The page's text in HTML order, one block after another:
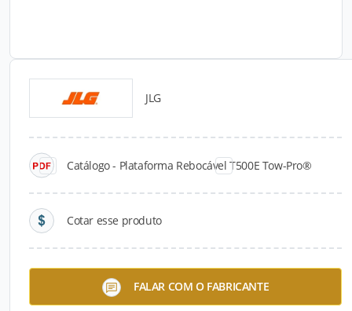
JLG
Catálogo - Plataforma Rebocável T500E Tow-Pro®
Cotar esse produto
FALAR COM O FABRICANTE
Catálogos para Download
Acionamento Manual
Ecolift 70